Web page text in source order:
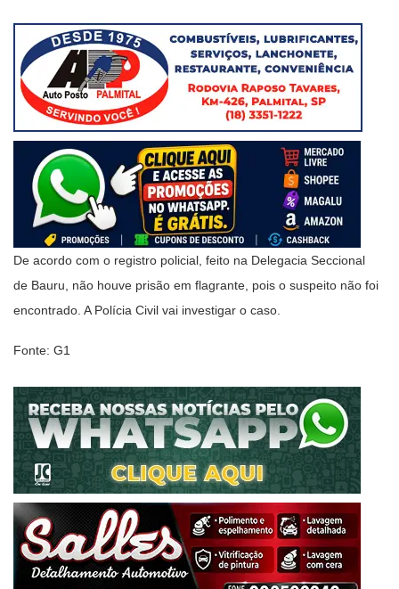
De acordo com o registro policial, feito na Delegacia Seccional
de Bauru, não houve prisão em flagrante, pois o suspeito não foi
encontrado. A Polícia Civil vai investigar o caso.
Fonte: G1